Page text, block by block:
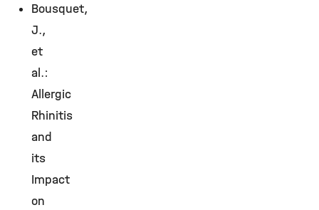
Bousquet,
J.,
et
al.:
Allergic
Rhinitis
and
its
Impact
on